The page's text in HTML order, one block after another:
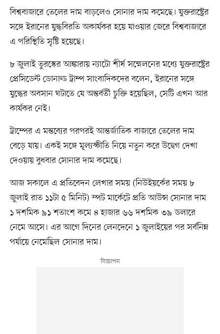
বিশ্ববাজারে তেলের দাম বাড়লেও সোনার দাম কমেছে। যুক্তরাষ্ট্রের
সঙ্গে ইরানের যুদ্ধবিরতি অকার্যকর হয়ে যাওয়ার জেরে বিশ্ববাজারে
এ পরিস্থিতি সৃষ্টি হয়েছে।
৮ জুলাই তুরস্কের আঙ্কারায় ন্যাটো শীর্ষ সম্মেলনের মধ্যে যুক্তরাষ্ট্রের
প্রেসিডেন্ট ডোনাল্ড ট্রাম্প সাংবাদিকদের বলেন, ইরানের সঙ্গে
যুদ্ধের অবসান ঘটাতে যে অন্তর্বর্তী চুক্তি হয়েছিল, সেটি এখন আর
কার্যকর নেই।
ট্রাম্পের এ মন্তব্যের পরপরই আন্তর্জাতিক বাজারে তেলের দাম
বেড়ে যায়। একই সঙ্গে মূল্যস্ফীতি নিয়ে নতুন করে উদ্বেগ দেখা
দেওয়ায় বুধবার সোনার দাম কমেছে।
আজ সকালে এ প্রতিবেদন লেখার সময় (নিউইয়র্কের সময় ৮
জুলাই রাত ১১টা ৫ মিনিট) স্পট মার্কেটে প্রতি আউন্স সোনার দাম
১ দশমিক ৯১ শতাংশ কমে ৪ হাজার ৬৬ দশমিক ৩৯ ডলারে
নেমে আসে। এর আগে দিনের লেনদেনে ১ জুলাইয়ের পর সর্বনিম্ন
পর্যায়ে নেমেছিল সোনার দাম।